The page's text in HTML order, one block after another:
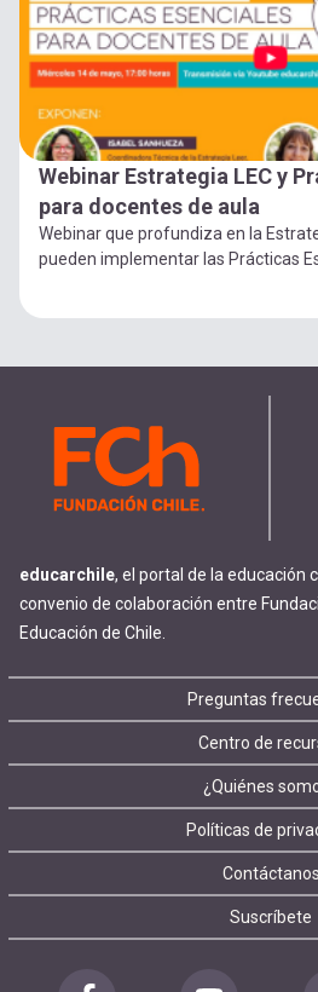
Webinar Estrategia LEC y
para docentes de aula
Webinar que profundiza en la
pueden implementar las Prácticas
educarchile, el portal de la educación
convenio de colaboración entre
Educación de Chile.
Footer
menu
Preguntas
Centro de
¿Quiénes
Políticas de
Contáctanos
Suscríbete